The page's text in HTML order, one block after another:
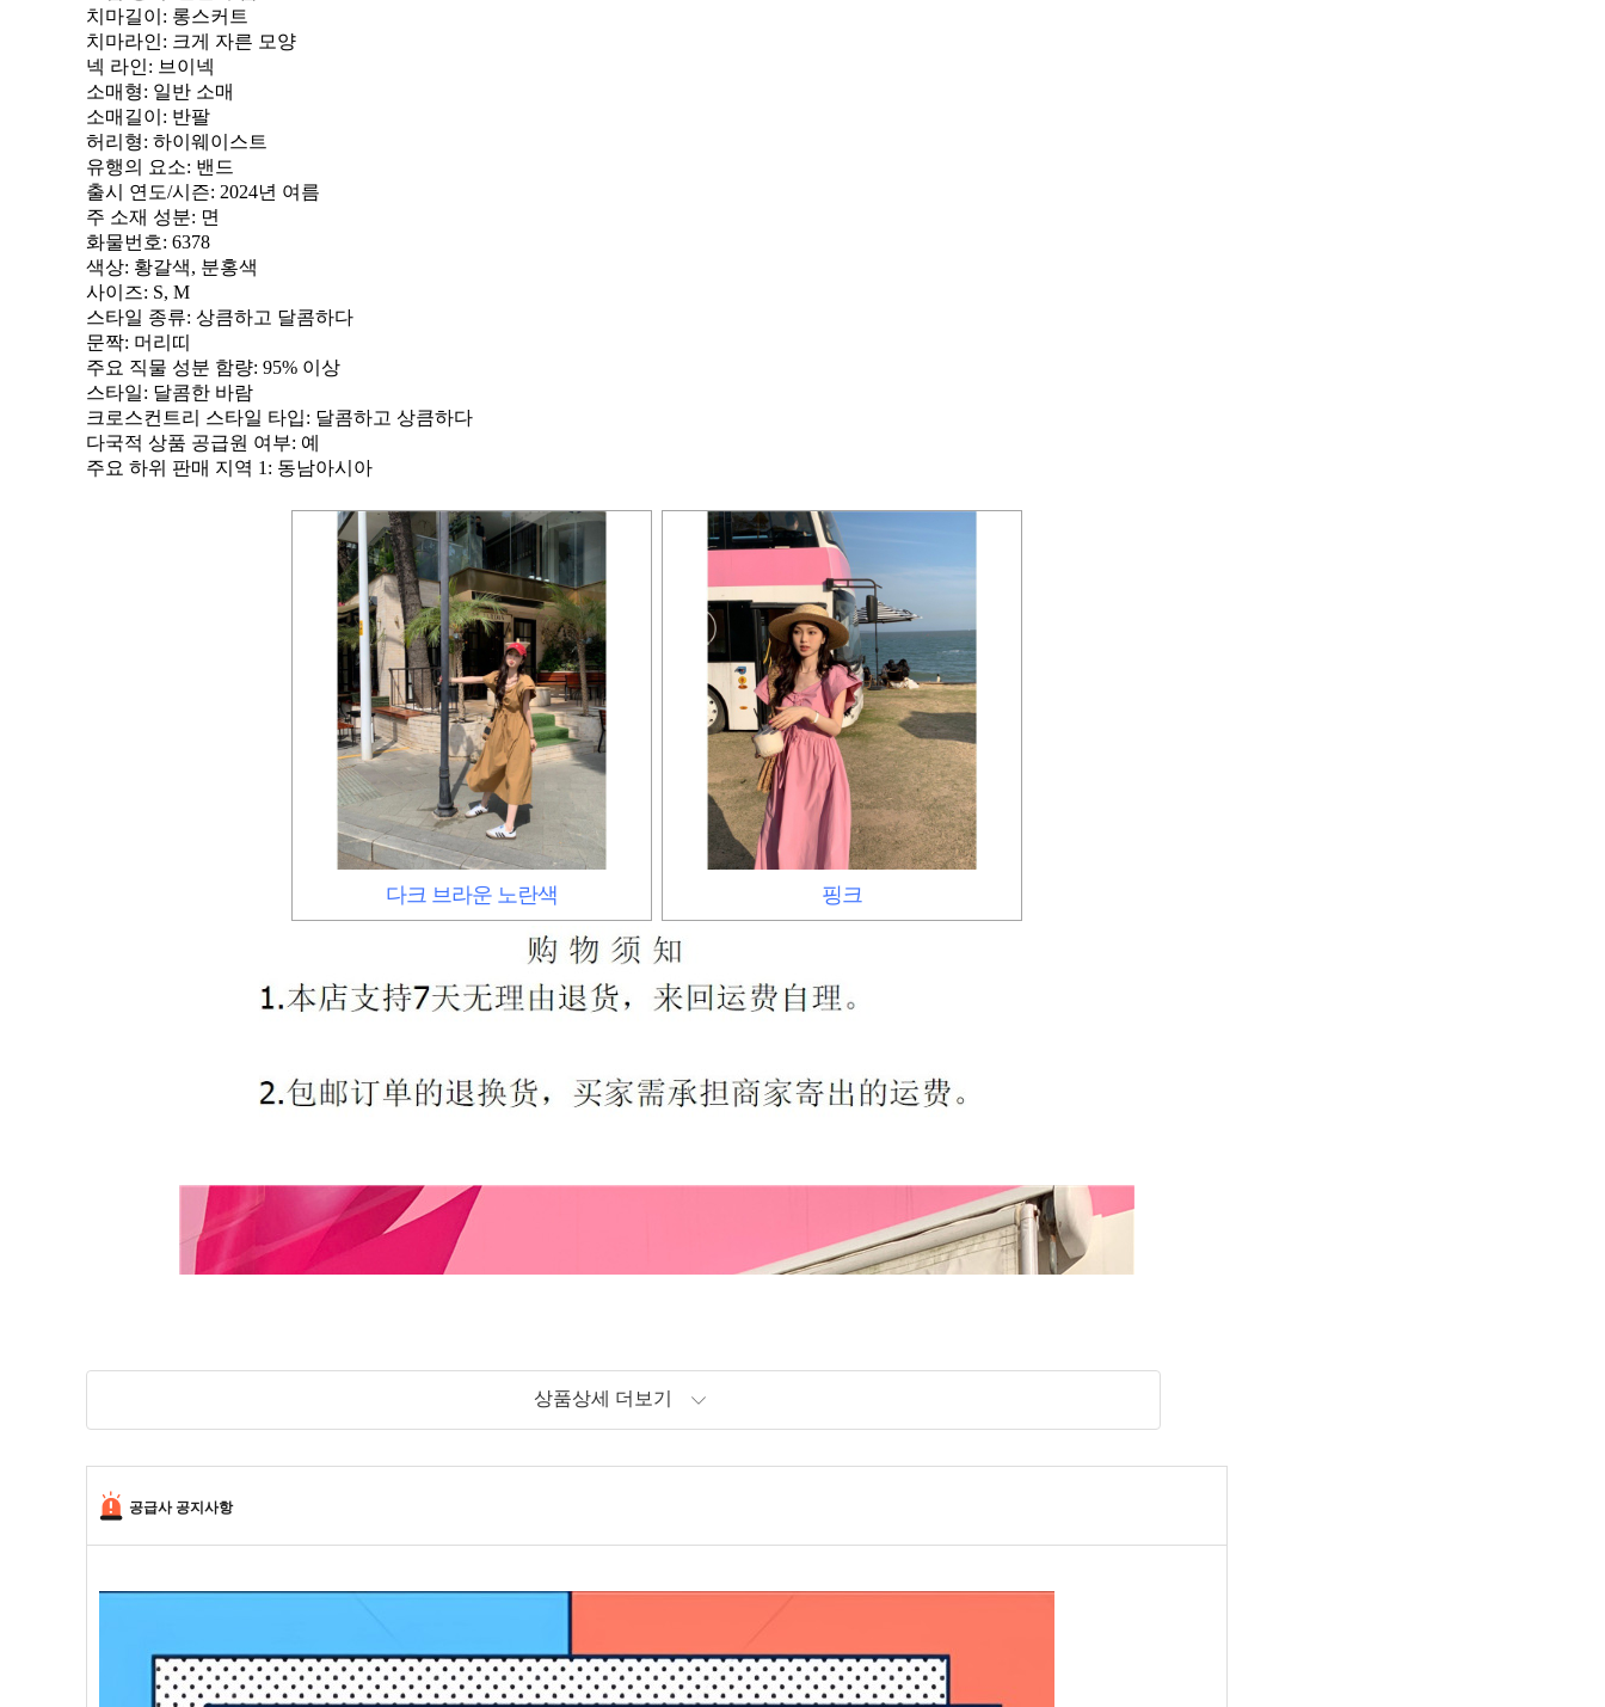
치마길이 : 롱스커트
치마라인: 크게 자른 모양
넥 라인: 브이넥
소매형: 일반 소매
소매길이 : 반팔
허리형: 하이웨이스트
유행의 요소: 밴드
출시 연도/시즌: 2024년 여름
주 소재 성분: 면
화물번호: 6378
색상: 황갈색, 분홍색
사이즈: S, M
스타일 종류: 상큼하고 달콤하다
문짝: 머리띠
주요 직물 성분 함량: 95% 이상
스타일: 달콤한 바람
크로스컨트리 스타일 타입: 달콤하고 상큼하다
다국적 상품 공급원 여부: 예
주요 하위 판매 지역 1 : 동남아시아
다크 브라운 노란색 핑크
상품상세 더보기
공급사 공지사항